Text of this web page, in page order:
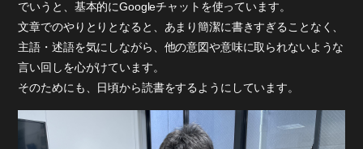
でいうと、基本的にGoogleチャットを使っています。
文章でのやりとりとなると、あまり簡潔に書きすぎることなく、
主語・述語を気にしながら、他の意図や意味に取られないような
言い回しを心がけています。
そのためにも、日頃から読書をするようにしています。